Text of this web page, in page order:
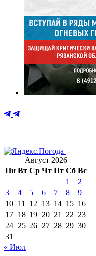
Август 2026
Пн Вт Ср Чт Пт Сб Вс
1
2
3
4 5 6 7 8
9
10 11 12 13 14 15 16
17 18 19 20 21 22 23
24 25 26 27 28 29 30
31
« Июл